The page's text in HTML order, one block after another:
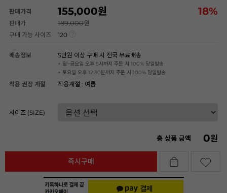
판매가격 155,000 18%
판매가 189,000
구매 가능 사이즈 120
배송정보 5만원 이상 구매 시 전국 무료배송
+ 월~금요일 오후 5시까지 주문 시 100% 당일발송
+ 토요일 오후 12:30분까지 주문 시 100% 당일발송
착용 권장 계절 적용계절 : 여름
사이즈 (SIZE)
총 상품 금액 0원
즉시구매